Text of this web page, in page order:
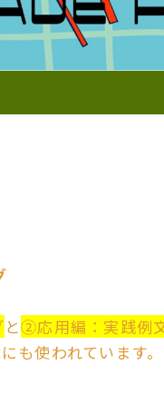
と②応用編：実践例
も使われています。